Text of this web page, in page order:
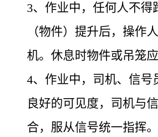
3、作业中，任何人不得
（物件）提升后，操作
机。休息时物件或吊
4、作业中，司机、信号
良好的可见度，司机与
合，服从信号统一指